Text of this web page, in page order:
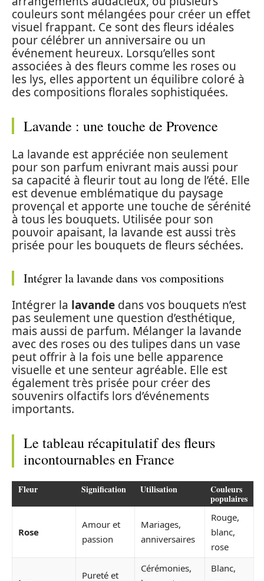
couleurs sont mélangées pour créer un effet
visuel frappant. Ce sont des fleurs idéales
pour célébrer un anniversaire ou un
événement heureux. Lorsqu’elles sont
associées à des fleurs comme les roses ou
les lys, elles apportent un équilibre coloré à
des compositions florales sophistiquées.
Lavande : une touche de Provence
La lavande est appréciée non seulement
pour son parfum enivrant mais aussi pour
sa capacité à fleurir tout au long de l’été. Elle
est devenue emblématique du paysage
provençal et apporte une touche de sérénité
à tous les bouquets. Utilisée pour son
pouvoir apaisant, la lavande est aussi très
prisée pour les bouquets de fleurs séchées.
Intégrer la lavande dans vos compositions
Intégrer la lavande dans vos bouquets n’est
pas seulement une question d’esthétique,
mais aussi de parfum. Mélanger la lavande
avec des roses ou des tulipes dans un vase
peut offrir à la fois une belle apparence
visuelle et une senteur agréable. Elle est
également très prisée pour créer des
souvenirs olfactifs lors d’événements
importants.
Le tableau récapitulatif des fleurs
incontournables en France
Fleur Signification Utilisation Couleurs
populaires
Rose
Amour et
passion
Mariages,
anniversaires
Rouge,
blanc,
rose
Pureté et
Cérémonies,
Blanc,